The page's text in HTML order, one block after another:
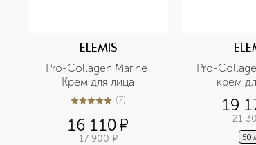
ELEMIS
Pro-Collagen Marine
Крем для лица
5из 57 (7)
16 110¤
17 900 ¤
Pro-
крем
19
21
50